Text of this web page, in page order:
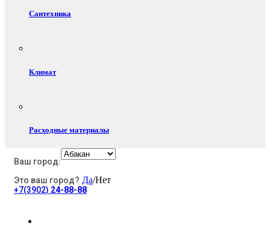
Сантехника
Климат
Расходные материалы
Электротовары
Ваш город:
Это ваш город? Да/Нет
+7(3902) 24-88-88